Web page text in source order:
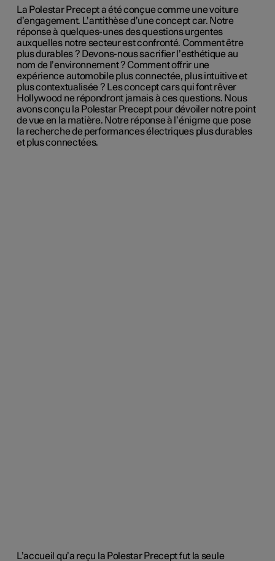
La Polestar Precept a été conçue comme une voiture
d’engagement. L’antithèse d’une concept car. Notre
réponse à quelques-unes des questions urgentes
auxquelles notre secteur est confronté. Comment être
plus durables ? Devons-nous sacrifier l’esthétique au
nom de l’environnement ? Comment offrir une
expérience automobile plus connectée, plus intuitive et
plus contextualisée ? Les concept cars qui font rêver
Hollywood ne répondront jamais à ces questions. Nous
avons conçu la Polestar Precept pour dévoiler notre point
de vue en la matière. Notre réponse à l’énigme que pose
la recherche de performances électriques plus durables
et plus connectées.
L’accueil qu’a reçu la Polestar Precept fut la seule